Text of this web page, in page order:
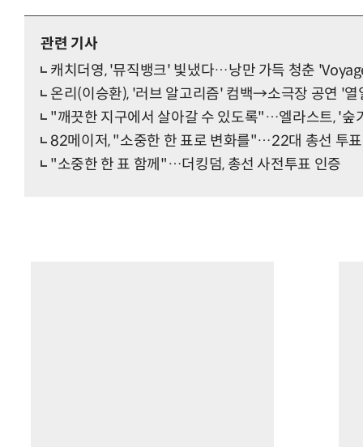
관련 기사
캐치더영, '뮤직뱅크' 빛냈다…낭만 가득 청춘
온리(이승환), '러브 알고리즘' 컴백→소극장 공연 '열
"깨끗한 지구에서 살아갈 수 있도록"…엘라스트, '숲
82메이저, "소중한 한 표로 변화를"…22대 총선 투
"소중한 한 표 함께"…더킹덤, 총선 사전투표 인증